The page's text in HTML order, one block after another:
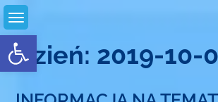
Otwórz pasek narzędzi
Skip
content
Dzień: 2019-10-